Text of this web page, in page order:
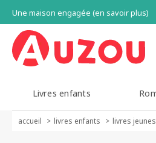
Une maison engagée (en savoir plus)
Livres enfants
accueil livres enfants livres